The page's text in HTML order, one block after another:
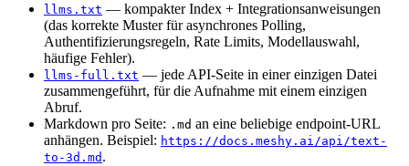
llms.txt — kompakter Index + Integrationsanweisungen
(das korrekte Muster für asynchrones Polling,
Authentifizierungsregeln, Rate Limits, Modellauswahl,
häufige Fehler).
llms-full.txt — jede API-Seite in einer einzigen Datei
zusammengeführt, für die Aufnahme mit einem einzigen
Abruf.
Markdown pro Seite: .md an eine beliebige endpoint-URL
anhängen. Beispiel: https://docs.meshy.ai/api/text-
to-3d.md .